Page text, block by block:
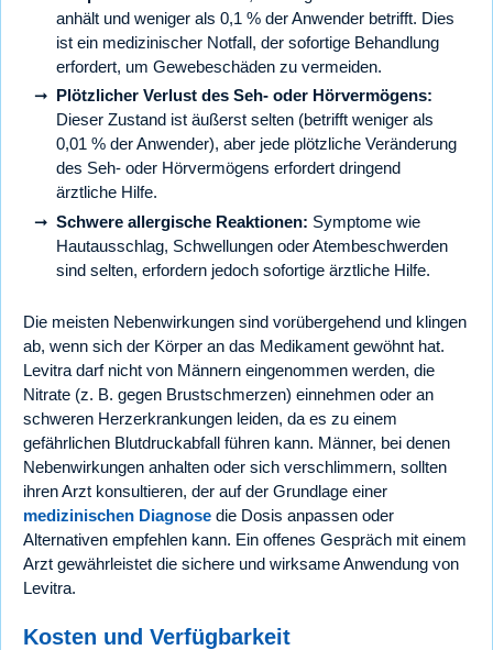
anhält und weniger als 0,1 % der Anwender betrifft. Dies
ist ein medizinischer Notfall, der sofortige Behandlung
erfordert, um Gewebeschäden zu vermeiden.
Plötzlicher Verlust des Seh- oder Hörvermögens:
Dieser Zustand ist äußerst selten (betrifft weniger als
0,01 % der Anwender), aber jede plötzliche Veränderung
des Seh- oder Hörvermögens erfordert dringend
ärztliche Hilfe.
Schwere allergische Reaktionen: Symptome wie
Hautausschlag, Schwellungen oder Atembeschwerden
sind selten, erfordern jedoch sofortige ärztliche Hilfe.
Die meisten Nebenwirkungen sind vorübergehend und klingen
ab, wenn sich der Körper an das Medikament gewöhnt hat.
Levitra darf nicht von Männern eingenommen werden, die
Nitrate (z. B. gegen Brustschmerzen) einnehmen oder an
schweren Herzerkrankungen leiden, da es zu einem
gefährlichen Blutdruckabfall führen kann. Männer, bei denen
Nebenwirkungen anhalten oder sich verschlimmern, sollten
ihren Arzt konsultieren, der auf der Grundlage einer
medizinischen Diagnose die Dosis anpassen oder
Alternativen empfehlen kann. Ein offenes Gespräch mit einem
Arzt gewährleistet die sichere und wirksame Anwendung von
Levitra.
Kosten und Verfügbarkeit